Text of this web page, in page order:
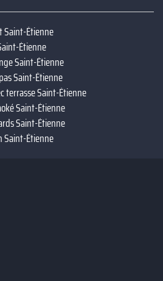
Saint-Étienne
Étienne
Saint-Étienne
Saint-Étienne
terrasse Saint-Étienne
Saint-Étienne
Saint-Étienne
Saint-Étienne